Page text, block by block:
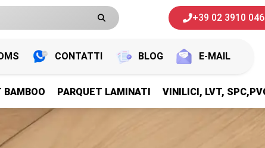
+39 02 3910
CONTATTI BLOG E-MAIL
PARQUET PREFINITI
BAMBOO PARQUET LAMINATI VINILICI, LVT,
PARQUET PREFINITI